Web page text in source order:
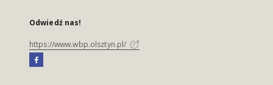
Odwiedź nas!
https://www.wbp.olsztyn.pl/